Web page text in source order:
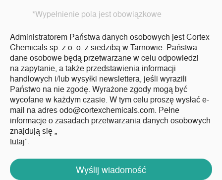
*Wypełnienie pola jest obowiązkowe
Administratorem Państwa danych osobowych jest Cortex
Chemicals sp. z o. o. z siedzibą w Tarnowie. Państwa
dane osobowe będą przetwarzane w celu odpowiedzi
na zapytanie, a także przedstawienia informacji
handlowych i/lub wysyłki newslettera, jeśli wyrazili
Państwo na nie zgodę. Wyrażone zgody mogą być
wycofane w każdym czasie. W tym celu proszę wysłać e-
mail na adres odo@cortexchemicals.com. Pełne
informacje o zasadach przetwarzania danych osobowych
znajdują się „
tutaj”.
Wyślij wiadomość